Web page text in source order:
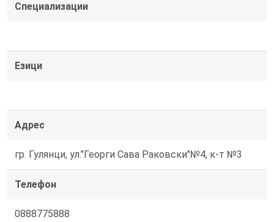
Специализации
Езици
Адрес
гр. Гулянци, ул."Георги Сава Раковски"№4, к-т №3
Телефон
0888775888